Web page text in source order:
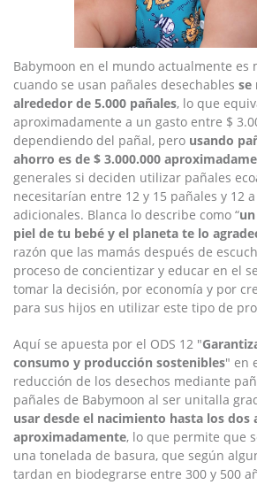
Babymoon en el mundo actualmente es
cuando se usan pañales desechables se
alrededor de 5.000 pañales, lo que
aproximadamente a un gasto entre $
dependiendo del pañal, pero usando
ahorro es de $ 3.000.000
generales si deciden utilizar pañales
necesitarían entre 12 y 15 pañales y 12
adicionales. Blanca lo describe como “
piel de tu bebé y el planeta te lo
razón que las mamás después de
proceso de concientizar y educar en el
tomar la decisión, por economía y por
para sus hijos en utilizar este tipo de
Aquí se apuesta por el ODS 12 "
consumo y producción sostenibles" en
reducción de los desechos mediante
pañales de Babymoon al ser unitalla
usar desde el nacimiento hasta los dos
aproximadamente, lo que permite que
una tonelada de basura, que según
tardan en biodegrarse entre 300 y 500